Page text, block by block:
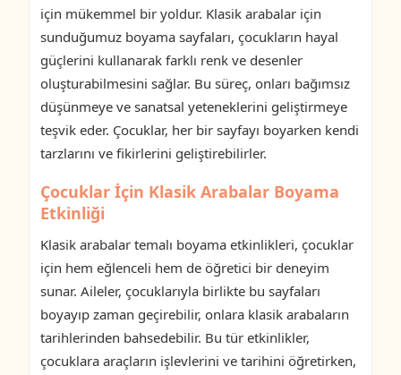
için mükemmel bir yoldur. Klasik arabalar için
sunduğumuz boyama sayfaları, çocukların hayal
güçlerini kullanarak farklı renk ve desenler
oluşturabilmesini sağlar. Bu süreç, onları bağımsız
düşünmeye ve sanatsal yeteneklerini geliştirmeye
teşvik eder. Çocuklar, her bir sayfayı boyarken kendi
tarzlarını ve fikirlerini geliştirebilirler.
Çocuklar İçin Klasik Arabalar Boyama
Etkinliği
Klasik arabalar temalı boyama etkinlikleri, çocuklar
için hem eğlenceli hem de öğretici bir deneyim
sunar. Aileler, çocuklarıyla birlikte bu sayfaları
boyayıp zaman geçirebilir, onlara klasik arabaların
tarihlerinden bahsedebilir. Bu tür etkinlikler,
çocuklara araçların işlevlerini ve tarihini öğretirken,